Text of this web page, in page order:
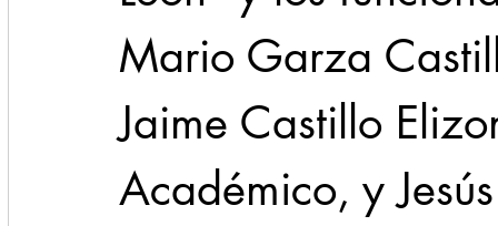
Mario Garza
Jaime Castillo
Académico, y